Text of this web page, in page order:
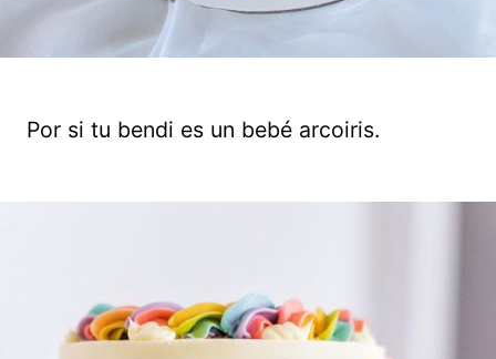
Por si tu bendi es un bebé arcoiris.